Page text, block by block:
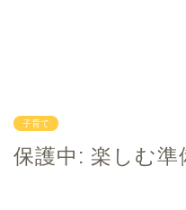
子育て
保護中: 楽しむ準